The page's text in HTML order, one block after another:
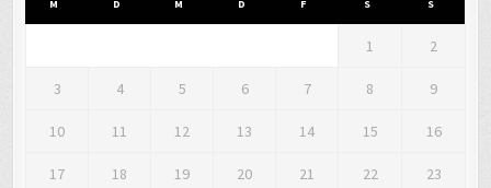
M D M D F S S
1 2
3 4 5 6 7 8 9
10 11 12 13 14 15 16
17 18 19 20 21 22 23